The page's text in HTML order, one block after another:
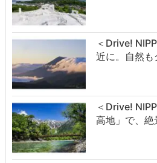
＜Drive!
近に。自然
＜Drive!
高地」で、